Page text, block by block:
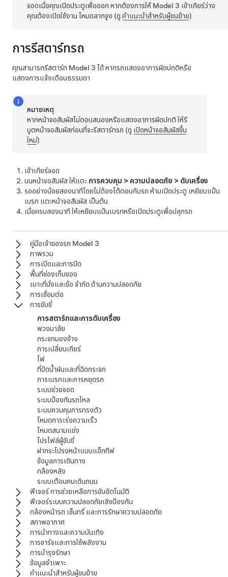
จอดเมื่อคุณเปิดประตูเพื่อออกหากต้องการให้ Model 3 เข้าเกียร์ว่าง
คุณต้องเปิดใช้งาน โหมดลากจูง (ดูคำแนะนำสำหรับผู้ขนย้าย)
การรีสตาร์ทรถ
คุณสามารถรีสตาร์ท Model 3 ได้ หากรถแสดงอาการผิดปกติหรือ
แสดงการแจ้งเตือนธรรมดา
หมายเหตุ
หากหน้าจอสัมผัสไม่ตอบสนองหรือแสดงอาการผิดปกติ ให้รี
บูตหน้าจอสัมผัสก่อนที่จะรีสตาร์ทรถ (ดู เปิดหน้าจอสัมผัสขึ้น
ใหม่)
เข้าเกียร์จอด
บนหน้าจอสัมผัส ให้แตะ การควบคุม > ความปลอดภัย > ดับเครื่อง
รออย่างน้อยสองนาทีโดยไม่ต้องโต้ตอบกับรถ ห้ามเปิดประตู เหยียบแป้น
เบรก แตะหน้าจอสัมผัส เป็นต้น
เมื่อครบสองนาที ให้เหยียบแป้นเบรกหรือเปิดประตูเพื่อปลุกรถ
คู่มือเจ้าของรถ Model 3
ภาพรวม
การเปิดและการปิด
พื้นที่ช่องเก็บของ
เบาะที่นั่งและข้อ จำกัด ด้านความปลอดภัย
การเชื่อมต่อ
การขับขี่
การสตาร์ทและการดับเครื่อง
พวงมาลัย
กระจกมองข้าง
การเปลี่ยนเกียร์
ไฟ
ที่ปัดน้ำฝนและที่ฉีดกระจก
การเบรกและการหยุดรถ
ระบบช่วยจอด
ระบบป้องกันรถไหล
ระบบควบคุมการทรงตัว
โหมดการเร่งความเร็ว
โหมดสนามแข่ง
โปรไฟล์ผู้ขับขี่
ฝากระโปรงหน้าแบบแอ็กทีฟ
ข้อมูลการเดินทาง
กล้องหลัง
ระบบเตือนคนเดินถนน
ฟีเจอร์ การช่วยเหลือการขับอัตโนมัติ
ฟีเจอร์ระบบความปลอดภัยเชิงป้องกัน
กล้องหน้ารถ เซ็นทรี่ และการรักษาความปลอดภัย
สภาพอากาศ
การนำทางและความบันเทิง
การชาร์จและการใช้พลังงาน
การบำรุงรักษา
ข้อมูลจำเพาะ
คำแนะนำสำหรับผู้ขนย้าย